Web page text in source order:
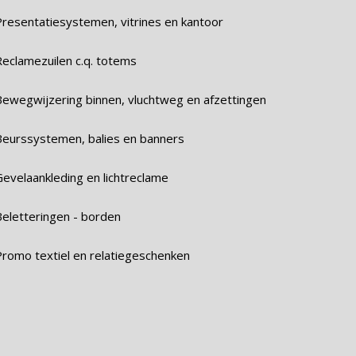
vitrines en kantoor
c.q. totems
binnen, vluchtweg en afzettingen
balies en banners
en lichtreclame
- borden
textiel en relatiegeschenken